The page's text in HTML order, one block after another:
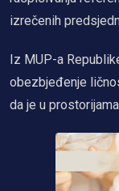
izrečenih
Iz MUP-a
obezbjeđenje
da je u